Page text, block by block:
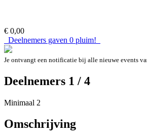
€ 0,00
Deelnemers gaven 0 pluim!
Je ontvangt een notificatie bij alle nieuwe events
Deelnemers 1 / 4
Minimaal 2
Omschrijving